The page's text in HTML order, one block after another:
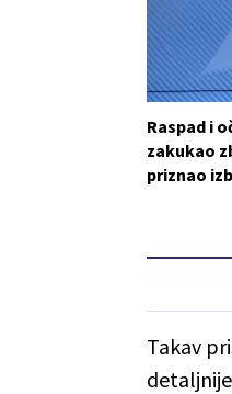
Raspad i
zakukao
priznao
Takav